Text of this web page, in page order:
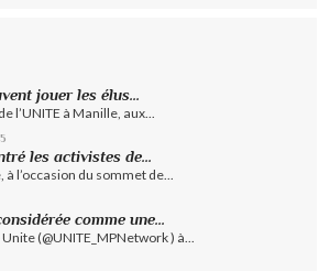
jouer les élus...
l’UNITE à Manille, aux...
les activistes de...
l’occasion du sommet de...
comme une...
(@UNITE_MPNetwork ) à...